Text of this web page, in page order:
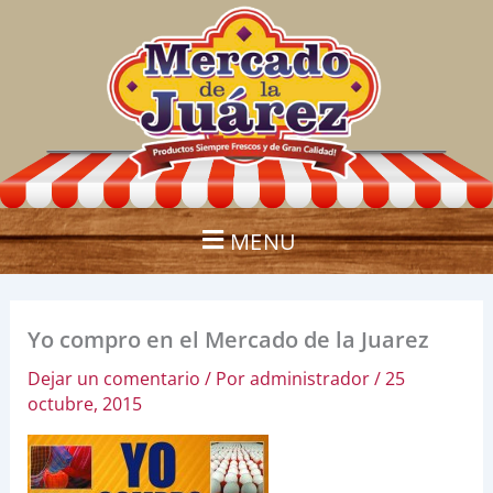
MENU
Yo compro en el Mercado de la Juarez
Dejar un comentario / Poradministrador/25
octubre, 2015